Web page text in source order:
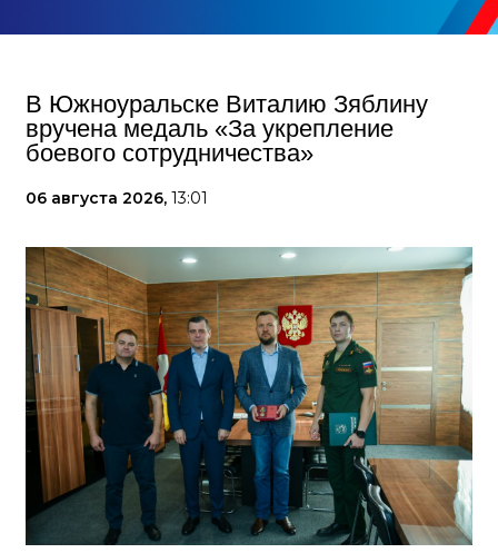
В Южноуральске Виталию Зяблину
вручена медаль «За укрепление
боевого сотрудничества»
06 августа 2026, 13:01